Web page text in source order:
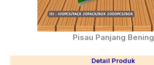
Pisau Panjang Bening
Detail Produk